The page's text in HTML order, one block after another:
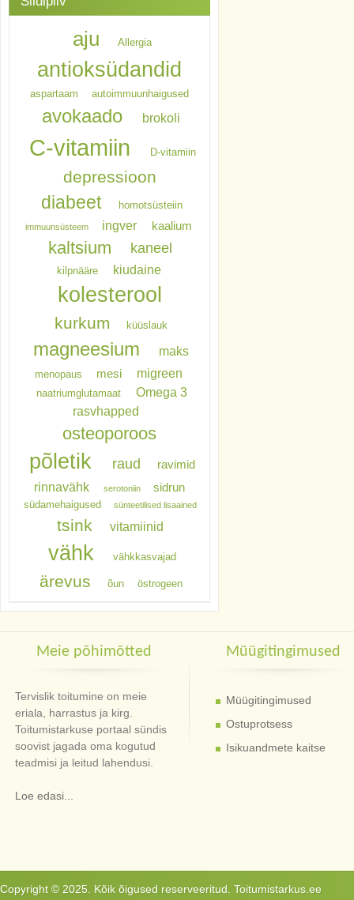
aju Allergia
antioksüdandid
aspartaam autoimmuunhaigused
avokaado brokoli
C-vitamiin D-vitamiin
depressioon
diabeet homotsüsteiin
immuunsüsteem ingver kaalium
kaltsium kaneel
kilpnääre kiudaine
kolesterool
kurkum küüslauk
magneesium maks
menopaus mesi migreen
naatriumglutamaat
Omega 3
rasvhapped
osteoporoos
põletik raud ravimid
rinnavähk serotoniin sidrun
südamehaigused sünteetilised lisaained
tsink vitamiinid
vähk vähkkasvajad
ärevus õun östrogeen
Meie põhimõtted
Tervislik toitumine on meie
eriala, harrastus ja kirg.
Toitumistarkuse portaal sündis
soovist jagada oma kogutud
teadmisi ja leitud lahendusi.
Loe edasi...
Müügitingimused
Müügitingimused
Ostuprotsess
Isikuandmete kaitse
Copyright © 2025. Kõik õigused reserveeritud. Toitumistarkus.ee